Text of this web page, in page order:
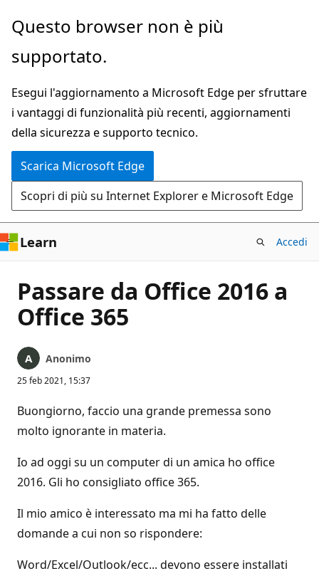
Ignora
passa
contenuto
principale
Questo browser non è più
supportato.
Esegui l'aggiornamento a Microsoft Edge per sfruttare
i vantaggi di funzionalità più recenti, aggiornamenti
della sicurezza e supporto tecnico.
Scarica Microsoft Edge
Scopri di più su Internet Explorer e Microsoft Edge
Learn Accedi
Passare da Office 2016 a
Office 365
Anonimo
25 feb 2021, 15:37
Buongiorno, faccio una grande premessa sono
molto ignorante in materia.
Io ad oggi su un computer di un amica ho office
2016. Gli ho consigliato office 365.
Il mio amico è interessato ma mi ha fatto delle
domande a cui non so rispondere:
Word/Excel/Outlook/ecc... devono essere installati